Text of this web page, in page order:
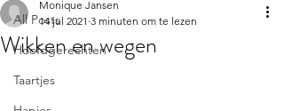
All Posts
Hoofdgerechten
Taartjes
Wikken en wegen
Monique Jansen
14 jul 2021 3 minuten om te lezen